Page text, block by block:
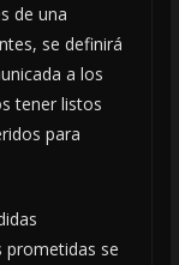
de una
se definirá
a los
tener listos
para
prometidas se